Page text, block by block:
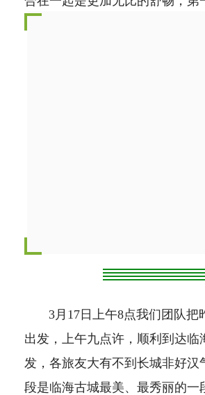
3月17日上午8点我们团队把
出发，上午九点许，顺利到达
发，各旅友大有不到长城非好汉
段是临海古城最美、最秀丽的